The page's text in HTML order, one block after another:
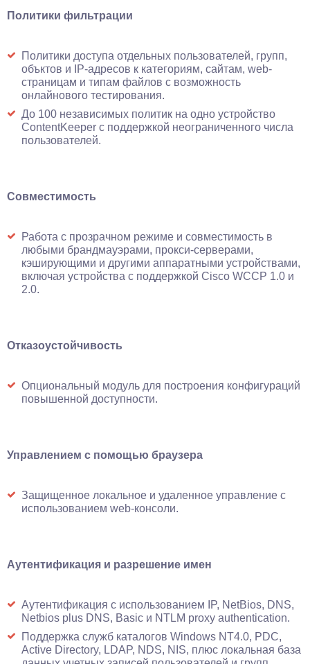
Политики фильтрации
Политики доступа отдельных пользователей, групп,
объктов и IP-адресов к категориям, сайтам, web-
страницам и типам файлов с возможность
онлайнового тестирования.
До 100 независимых политик на одно устройство
ContentKeeper с поддержкой неограниченного числа
пользователей.
Совместимость
Работа с прозрачном режиме и совместимость в
любыми брандмауэрами, прокси-серверами,
кэширующими и другими аппаратными устройствами,
включая устройства с поддержкой Cisco WCCP 1.0 и
2.0.
Отказоустойчивость
Опциональный модуль для построения конфигураций
повышенной доступности.
Управлением с помощью браузера
Защищенное локальное и удаленное управление с
использованием web-консоли.
Аутентификация и разрешение имен
Аутентификация с использованием IP, NetBios, DNS,
Netbios plus DNS, Basic и NTLM proxy authentication.
Поддержка служб каталогов Windows NT4.0, PDC,
Active Directory, LDAP, NDS, NIS, плюс локальная база